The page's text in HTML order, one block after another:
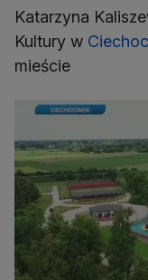
Katarzyna
Kultury w
mieście